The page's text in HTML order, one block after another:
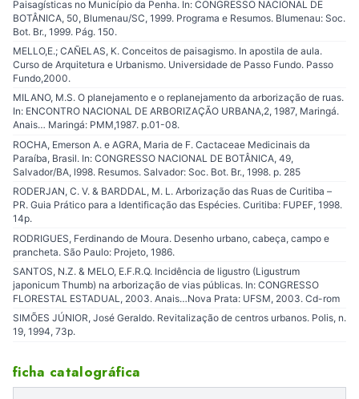
Paisagísticas no Município da Penha. In: CONGRESSO NACIONAL DE
BOTÂNICA, 50, Blumenau/SC, 1999. Programa e Resumos. Blumenau: Soc.
Bot. Br., 1999. Pág. 150.
MELLO,E.; CAÑELAS, K. Conceitos de paisagismo. In apostila de aula.
Curso de Arquitetura e Urbanismo. Universidade de Passo Fundo. Passo
Fundo,2000.
MILANO, M.S. O planejamento e o replanejamento da arborização de ruas.
In: ENCONTRO NACIONAL DE ARBORIZAÇÃO URBANA,2, 1987, Maringá.
Anais… Maringá: PMM,1987. p.01-08.
ROCHA, Emerson A. e AGRA, Maria de F. Cactaceae Medicinais da
Paraíba, Brasil. In: CONGRESSO NACIONAL DE BOTÂNICA, 49,
Salvador/BA, l998. Resumos. Salvador: Soc. Bot. Br., 1998. p. 285
RODERJAN, C. V. & BARDDAL, M. L. Arborização das Ruas de Curitiba –
PR. Guia Prático para a Identificação das Espécies. Curitiba: FUPEF, 1998.
14p.
RODRIGUES, Ferdinando de Moura. Desenho urbano, cabeça, campo e
prancheta. São Paulo: Projeto, 1986.
SANTOS, N.Z. & MELO, E.F.R.Q. Incidência de ligustro (Ligustrum
japonicum Thumb) na arborização de vias públicas. In: CONGRESSO
FLORESTAL ESTADUAL, 2003. Anais…Nova Prata: UFSM, 2003. Cd-rom
SIMÕES JÚNIOR, José Geraldo. Revitalização de centros urbanos. Polis, n.
19, 1994, 73p.
ficha catalográfica